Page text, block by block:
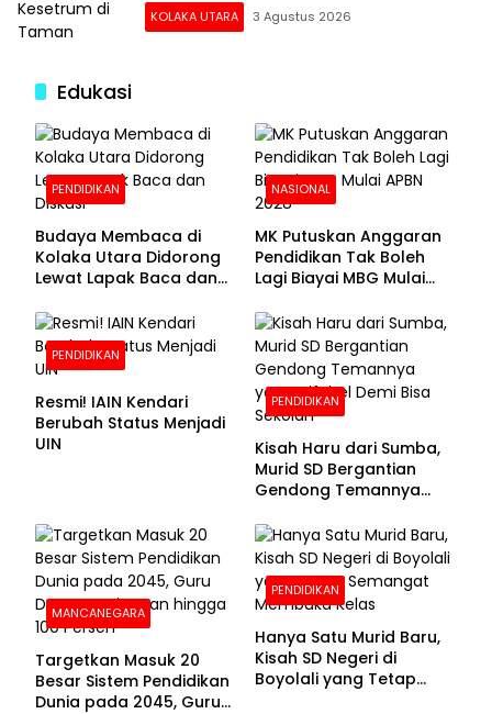
KOLAKA UTARA 3 Agustus 2026
Edukasi
PENDIDIKAN
Budaya Membaca di
Kolaka Utara Didorong
Lewat Lapak Baca dan
NASIONAL
MK Putuskan Anggaran
Pendidikan Tak Boleh
Lagi Biayai MBG Mulai
PENDIDIKAN
Resmi! IAIN Kendari
Berubah Status Menjadi
UIN
PENDIDIKAN
Kisah Haru dari Sumba,
Murid SD Bergantian
Gendong Temannya
Sekolah
MANCANEGARA
Targetkan Masuk 20
Besar Sistem Pendidikan
Dunia pada 2045, Guru
PENDIDIKAN
Hanya Satu Murid Baru,
Kisah SD Negeri di
Boyolali yang Tetap